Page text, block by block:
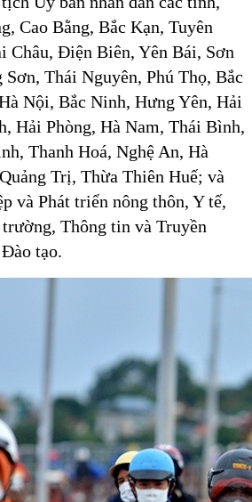
Cao Bằng, Bắc Kạn, Tuyên
Châu, Điện Biên, Yên Bái, Sơn
Thái Nguyên, Phú Thọ, Bắc
Nội, Bắc Ninh, Hưng Yên, Hải
Hải Phòng, Hà Nam, Thái Bình,
Thanh Hoá, Nghệ An, Hà
Trị, Thừa Thiên Huế; và
và Phát triển nông thôn, Y tế,
Thông tin và Truyền
tạo.